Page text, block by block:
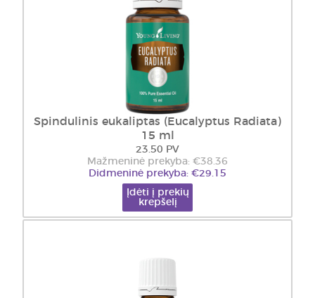
Spindulinis eukaliptas (Eucalyptus Radiata)
15 ml
23.50 PV
Mažmeninė prekyba: €38.36
Didmeninė prekyba: €29.15
Įdėti į prekių
krepšelį